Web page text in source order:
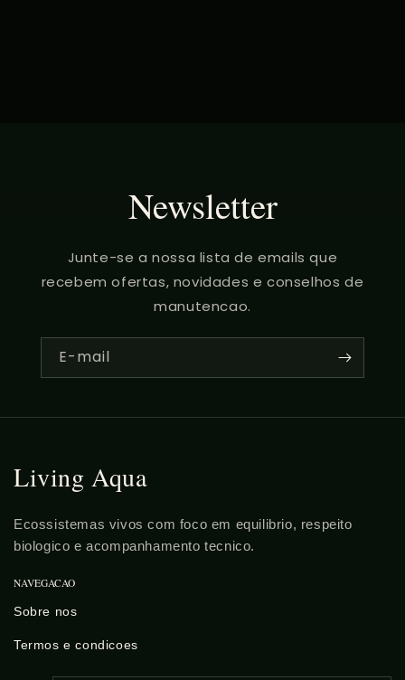
Newsletter
Junte-se a nossa lista de emails que
recebem ofertas, novidades e conselhos de
manutencao.
E-mail
Living Aqua
Ecossistemas vivos com foco em equilibrio, respeito
biologico e acompanhamento tecnico.
NAVEGACAO
Sobre nos
Termos e condicoes